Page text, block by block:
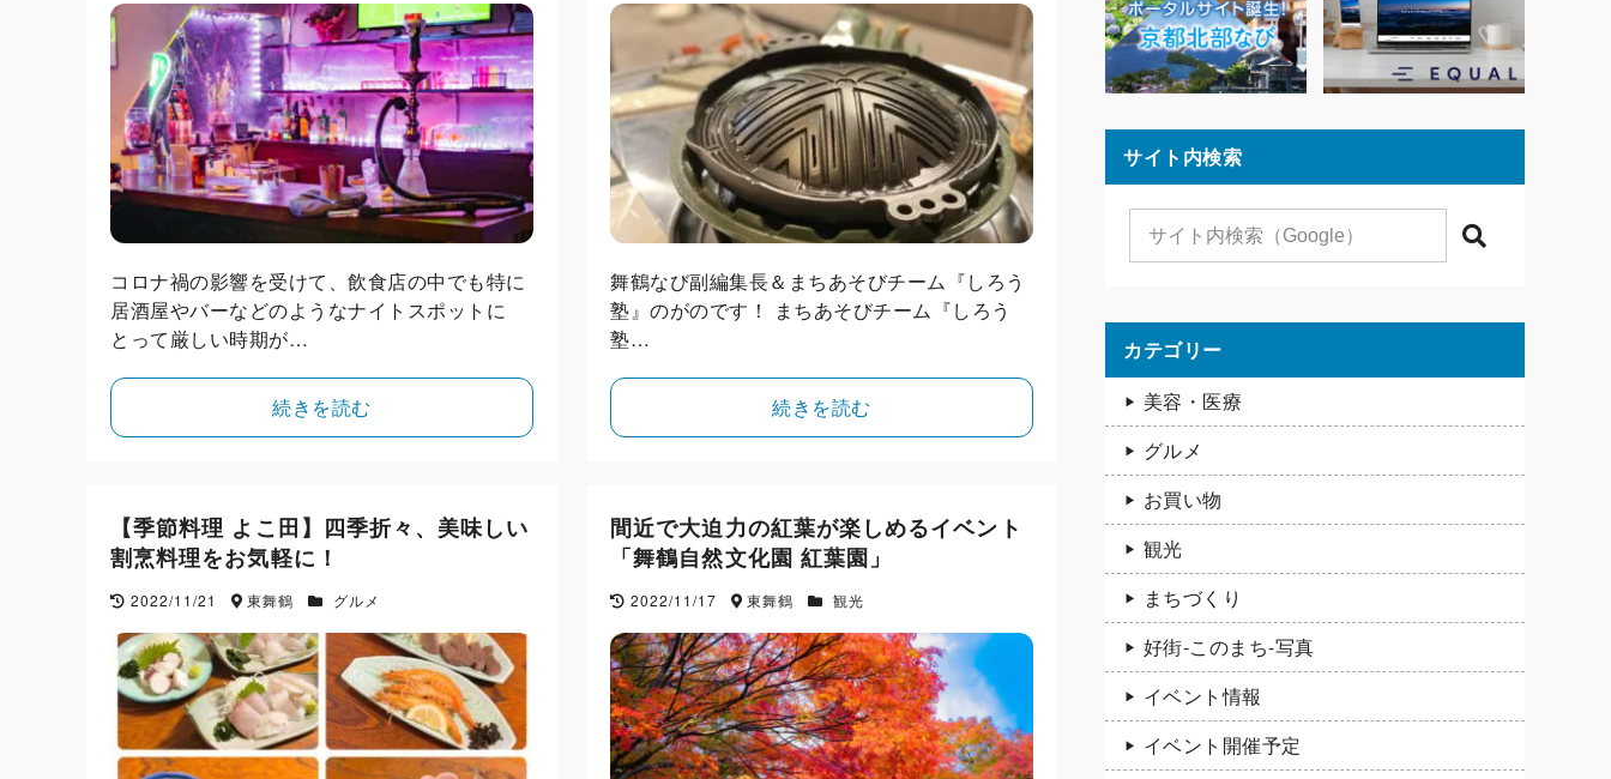
コロナ禍の影響を受けて、飲食店の中でも特に
居酒屋やバーなどのようなナイトスポットに
とって厳しい時期が…
続きを読む
舞鶴なび副編集長＆まちあそびチーム『しろう
塾』のがのです！ まちあそびチーム『しろう
塾…
続きを読む
【季節料理 よこ田】四季折々、美味しい
割烹料理をお気軽に！
2022/11/21 東舞鶴 グルメ
間近で大迫力の紅葉が楽しめるイベント
「舞鶴自然文化園 紅葉園」
2022/11/17 東舞鶴 観光
サイト内検索
検索
カテゴリー
美容・医療
グルメ
お買い物
観光
まちづくり
好街-このまち-写真
イベント情報
イベント開催予定